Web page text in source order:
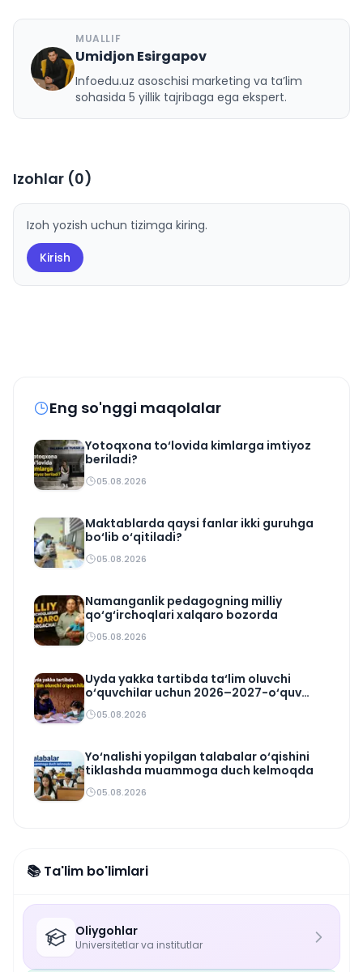
U
MUALLIF
Umidjon Esirgapov
Infoedu.uz asoschisi marketing va ta’lim
sohasida 5 yillik tajribaga ega ekspert.
Izohlar (0)
Izoh yozish uchun tizimga kiring.
Kirish
Eng so'nggi maqolalar
Yotoqxona to‘lovida kimlarga imtiyoz
beriladi?
05.08.2026
Maktablarda qaysi fanlar ikki guruhga
bo‘lib o‘qitiladi?
05.08.2026
Namanganlik pedagogning milliy
qo‘g‘irchoqlari xalqaro bozorda
05.08.2026
Uyda yakka tartibda ta‘lim oluvchi
o‘quvchilar uchun 2026–2027-o‘quv
rejasi tasdiqlandi
05.08.2026
Yo‘nalishi yopilgan talabalar o‘qishini
tiklashda muammoga duch kelmoqda
05.08.2026
📚 Ta'lim bo'limlari
Oliygohlar
Universitetlar va institutlar